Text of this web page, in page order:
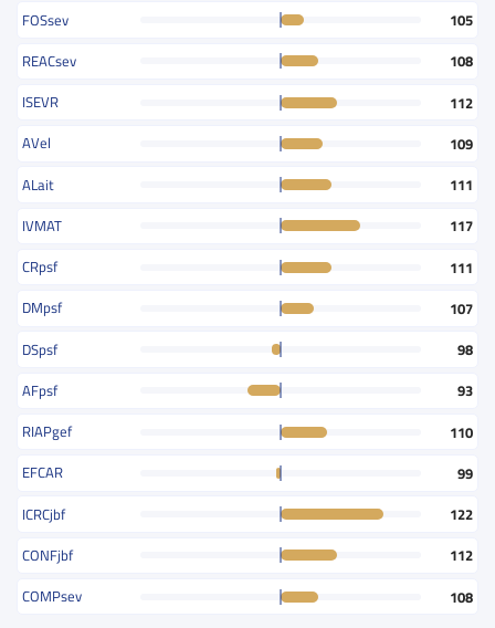
FOSsev
105
REACsev
108
ISEVR
112
AVel
109
ALait
111
IVMAT
117
CRpsf
111
DMpsf
107
DSpsf
98
AFpsf
93
RIAPgef
110
EFCAR
99
ICRCjbf
122
CONFjbf
112
COMPsev
108